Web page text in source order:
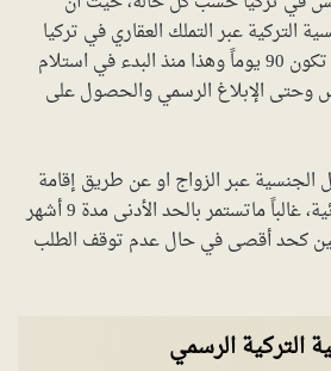
التركية عبر التملك العقاري في تركيا
تكون سريعة عموماً وغالباً تكون 90 يوماً وهذا منذ البدء في استلام
وحتى الإبلاغ الرسمي والحصول على
الجنسية عبر الزواج او عن طريق إقامة
العمل أو الجنسية الاستثنائية، غالباً ماتستمر بالحد الأدنى مدة 9 أشهر
كحد أقصى في حال عدم توقف الطلب
التركية الرسمي